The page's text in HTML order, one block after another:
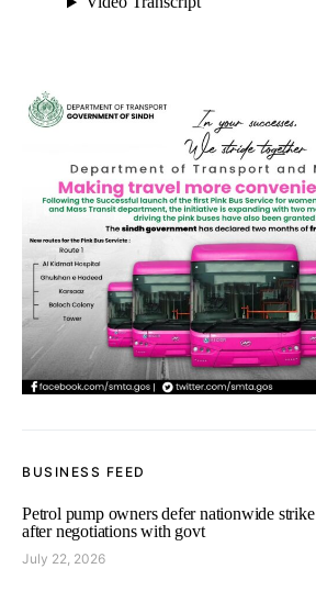
BUSINESS FEED
Petrol pump owners defer nationwide strike
after negotiations with govt
July 22, 2026